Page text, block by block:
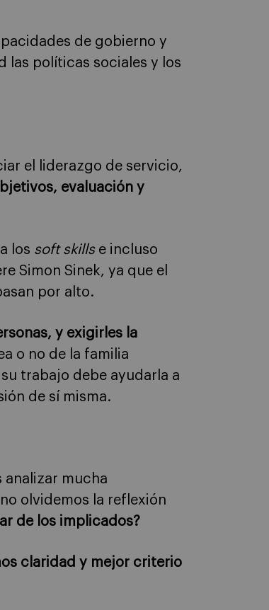
de gobierno y
políticas sociales y los
el liderazgo de servicio,
evaluación y
los soft skills e incluso
Simon Sinek, ya que el
por alto.
y exigirles la
o no de la familia
trabajo debe ayudarla a
de sí misma.
analizar mucha
olvidemos la reflexión
de los implicados?
claridad y mejor criterio